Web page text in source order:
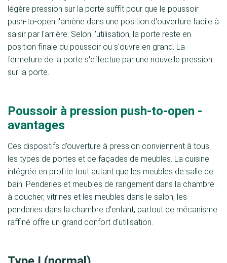
légère pression sur la porte suffit pour que le poussoir
push-to-open l'amène dans une position d'ouverture facile à
saisir par l'arrière. Selon l'utilisation, la porte reste en
position finale du poussoir ou s'ouvre en grand. La
fermeture de la porte s'effectue par une nouvelle pression
sur la porte.
Poussoir à pression push-to-open -
avantages
Ces dispositifs d’ouverture à pression conviennent à tous
les types de portes et de façades de meubles. La cuisine
intégrée en profite tout autant que les meubles de salle de
bain. Penderies et meubles de rangement dans la chambre
à coucher, vitrines et les meubles dans le salon, les
penderies dans la chambre d'enfant, partout ce mécanisme
raffiné offre un grand confort d'utilisation.